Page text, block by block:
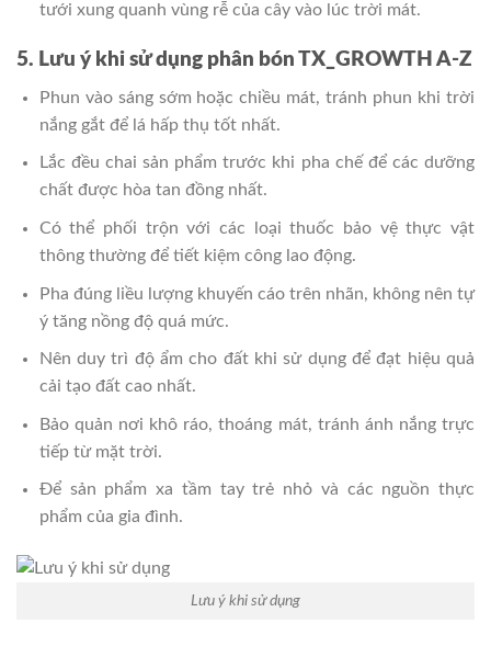
tưới xung quanh vùng rễ của cây vào lúc trời mát.
5. Lưu ý khi sử dụng phân bón TX_GROWTH A-Z
Phun vào sáng sớm hoặc chiều mát, tránh phun khi trời
nắng gắt để lá hấp thụ tốt nhất.
Lắc đều chai sản phẩm trước khi pha chế để các dưỡng
chất được hòa tan đồng nhất.
Có thể phối trộn với các loại thuốc bảo vệ thực vật
thông thường để tiết kiệm công lao động.
Pha đúng liều lượng khuyến cáo trên nhãn, không nên tự
ý tăng nồng độ quá mức.
Nên duy trì độ ẩm cho đất khi sử dụng để đạt hiệu quả
cải tạo đất cao nhất.
Bảo quản nơi khô ráo, thoáng mát, tránh ánh nắng trực
tiếp từ mặt trời.
Để sản phẩm xa tầm tay trẻ nhỏ và các nguồn thực
phẩm của gia đình.
Lưu ý khi sử dụng